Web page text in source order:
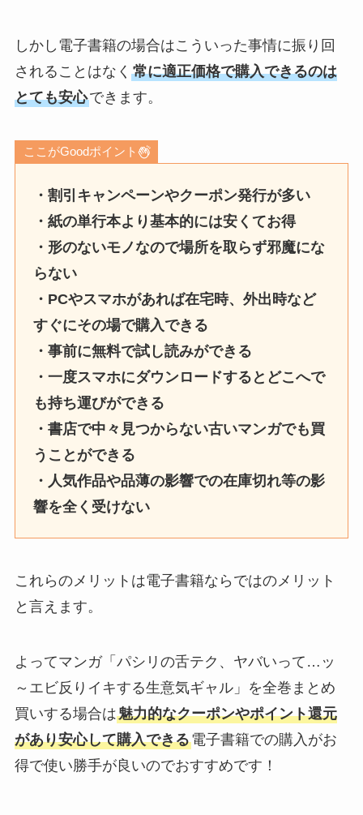
しかし電子書籍の場合はこういった事情に振り回
されることはなく 常に適正価格で購入できるのは
とても安心できます。
ここがGoodポイント
・割引キャンペーンやクーポン発行が多い
・紙の単行本より基本的には安くてお得
・形のないモノなので場所を取らず邪魔にな
らない
・PCやスマホがあれば在宅時、外出時など
すぐにその場で購入できる
・事前に無料で試し読みができる
・一度スマホにダウンロードするとどこへで
も持ち運びができる
・書店で中々見つからない古いマンガでも買
うことができる
・人気作品や品薄の影響での在庫切れ等の影
響を全く受けない
これらのメリットは電子書籍ならではのメリット
と言えます。
よってマンガ「パシリの舌テク、ヤバいって…ッ
～エビ反りイキする生意気ギャル」を全巻まとめ
買いする場合は魅力的なクーポンやポイント還元
があり安心して購入できる電子書籍での購入がお
得で使い勝手が良いのでおすすめです！